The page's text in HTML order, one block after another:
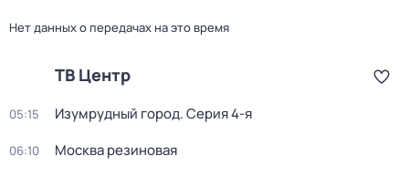
Нет данных о передачах на это время
ТВ Центр
05:15 Изумрудный город. Серия 4-я
06:10 Москва резиновая